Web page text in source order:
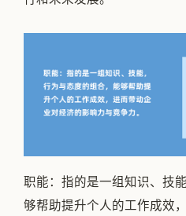
职能：指的是一组知识、技
够帮助提升个人的工作成效